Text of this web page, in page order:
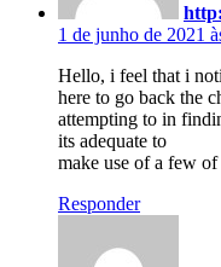
1 de junho de 2021
Hello, i feel that i
here to go back the
attempting to in
its adequate to
make use of a few
Responder